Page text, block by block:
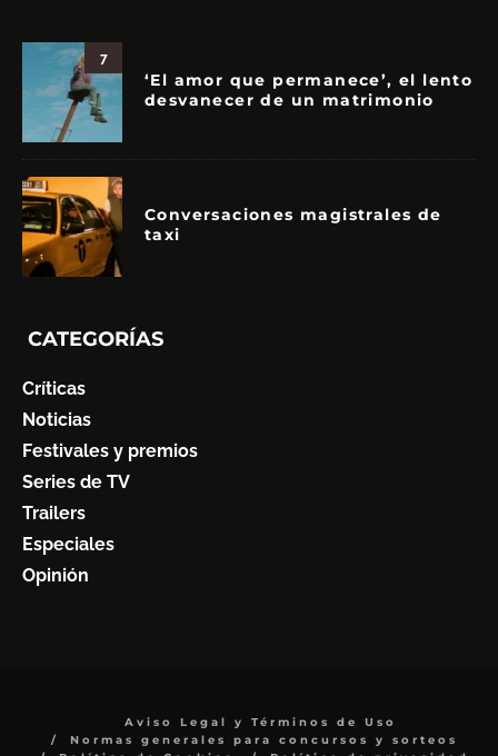
7
‘El amor que permanece’, el lento
desvanecer de un matrimonio
Conversaciones magistrales de
taxi
CATEGORÍAS
Críticas
Noticias
Festivales y premios
Series de TV
Trailers
Especiales
Opinión
Aviso Legal y Términos de Uso
Normas generales para concursos y sorteos